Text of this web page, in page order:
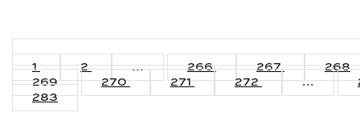
1 2 ... 266 267
268
269
270 271 272 ...
283